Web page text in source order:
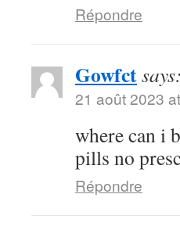
Répondre
Gowfctsays:
21 août 2023
where can i
pills no
Répondre